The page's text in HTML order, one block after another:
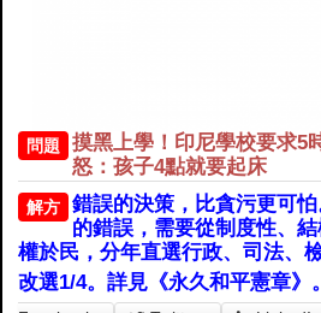
問題
摸黑上學！印尼學校要求
怒：孩子4點就要起床
解方
錯誤的決策，比貪污更可
的錯誤，需要從制度性、
權於民，分年直選行政、司法、
改選1/4。詳見《永久和平憲章》。